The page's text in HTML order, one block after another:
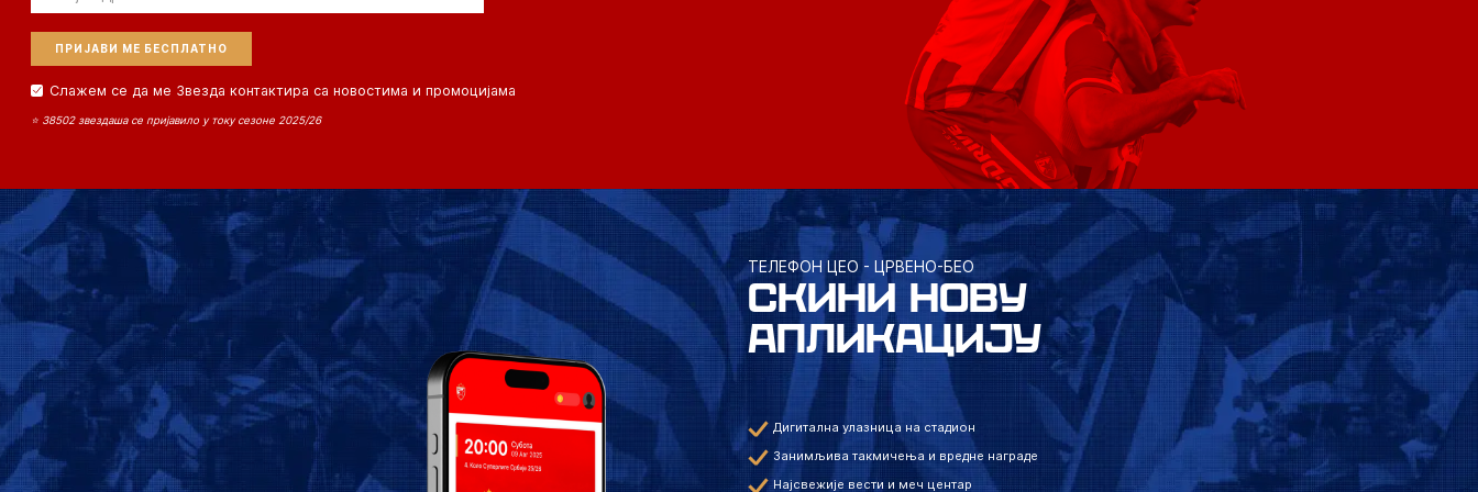
Слажем се да ме Звезда контактира са новостима и промоцијама
⭐ 38502 звездаша се пријавило у току сезоне 2025/26
ТЕЛЕФОН ЦЕО - ЦРВЕНО-БЕО
СКИНИ НОВУ
АПЛИКАЦИЈУ
Дигитална улазница на стадион
Занимљива такмичења и вредне награде
Најсвежије вести и меч центар